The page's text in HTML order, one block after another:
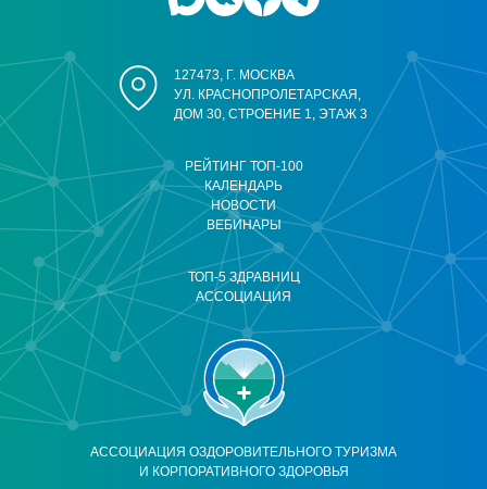
АССОЦИАЦИЯ ОЗДОРОВИТЕЛЬНОГО ТУРИЗМА
И КОРПОРАТИВНОГО ЗДОРОВЬЯ
РЕЙТИНГ ТОП-100
КАЛЕНДАРЬ
НОВОСТИ
ВЕБИНАРЫ
ТОП-5 ЗДРАВНИЦ
АССОЦИАЦИЯ
127473, Г. МОСКВА
УЛ. КРАСНОПРОЛЕТАРСКАЯ,
ДОМ 30, СТРОЕНИЕ 1, ЭТАЖ 3